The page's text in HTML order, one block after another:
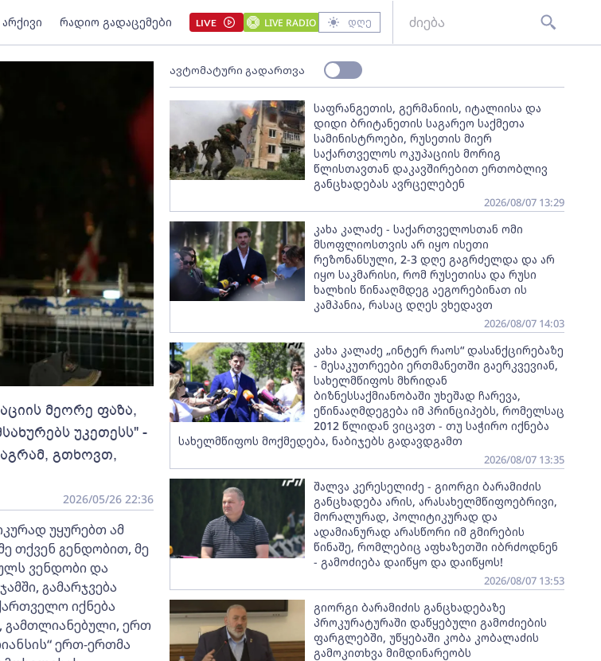
არქივი რადიო გადაცემები LIVE LIVE RADIO დღე
მეორე ფაზა,
უკეთესს" -
გთხოვთ,
2026/05/26 22:36
უყურებთ ამ
თქვენ გენდობით, მე
ვენდობი და
გამარჯვება
იქნება
გამთლიანებული, ერთ
ერთ-ერთმა
ავტომატური გადართვა
საფრანგეთის, გერმანიის, იტალიისა და
დიდი ბრიტანეთის საგარეო საქმეთა
სამინისტროები, რუსეთის მიერ
საქართველოს ოკუპაციის მორიგ
წლისთავთან დაკავშირებით ერთობლივ
განცხადებას ავრცელებენ
2026/08/07 13:29
კახა კალაძე - საქართველოსთან ომი
მსოფლიოსთვის არ იყო ისეთი
რეზონანსული, 2-3 დღე გაგრძელდა და არ
იყო საკმარისი, რომ რუსეთისა და რუსი
ხალხის წინააღმდეგ აეგორებინათ ის
კამპანია, რასაც დღეს ვხედავთ
2026/08/07 14:03
კახა კალაძე „ინტერ რაოს“ დასანქცირებაზე
- მესაკუთრეები ერთმანეთში გაერკვევიან,
სახელმწიფოს მხრიდან
ბიზნესსაქმიანობაში უხეშად ჩარევა,
ეწინააღმდეგება იმ პრინციპებს, რომელსაც
2012 წლიდან ვიცავთ - თუ საჭირო იქნება
სახელმწიფოს მოქმედება, ნაბიჯებს გადავდგამთ
2026/08/07 13:35
შალვა კერესელიძე - გიორგი ბარამიძის
განცხადება არის, არასახელმწიფოებრივი,
მორალურად, პოლიტიკურად და
ადამიანურად არასწორი იმ გმირების
წინაშე, რომლებიც აფხაზეთში იბრძოდნენ
- გამოძიება დაიწყო და დაიწყოს!
2026/08/07 13:53
გიორგი ბარამიძის განცხადებაზე
პროკურატურაში დაწყებული გამოძიების
ფარგლებში, უწყებაში კობა კობალაძის
გამოკითხვა მიმდინარეობს